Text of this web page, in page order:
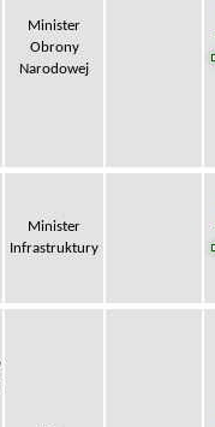
Minister
Obrony
Narodowej
Minister
Infrastruktury